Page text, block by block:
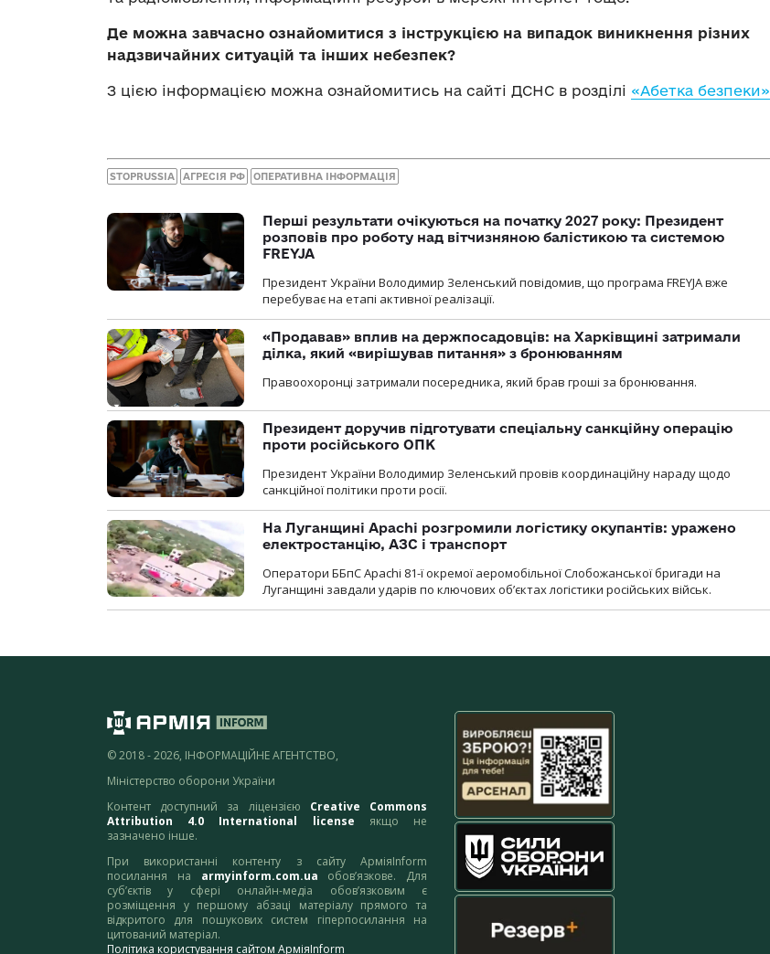
Де можна завчасно ознайомитися з інструкцією на випадок виникнення різних
надзвичайних ситуацій та інших небезпек?
З цією інформацією можна ознайомитись на сайті ДСНС в розділі «Абетка безпеки»
STOPRUSSIA АГРЕСІЯ РФ ОПЕРАТИВНА ІНФОРМАЦІЯ
Перші результати очікуються на початку 2027 року: Президент
розповів про роботу над вітчизняною балістикою та системою
FREYJA
Президент України Володимир Зеленський повідомив, що програма FREYJA вже
перебуває на етапі активної реалізації.
«Продавав» вплив на держпосадовців: на Харківщині затримали
ділка, який «вирішував питання» з бронюванням
Правоохоронці затримали посередника, який брав гроші за бронювання.
Президент доручив підготувати спеціальну санкційну операцію
проти російського ОПК
Президент України Володимир Зеленський провів координаційну нараду щодо
санкційної політики проти росії.
На Луганщині Apachi розгромили логістику окупантів: уражено
електростанцію, АЗС і транспорт
Оператори ББпС Apachi 81-ї окремої аеромобільної Слобожанської бригади на
Луганщині завдали ударів по ключових об’єктах логістики російських військ.
© 2018 - 2026, ІНФОРМАЦІЙНЕ АГЕНТСТВО,
Міністерство оборони України
Контент доступний за ліцензією Creative Commons
Attribution 4.0 International license якщо не
зазначено інше.
При використанні контенту з сайту АрміяInform
посилання на armyinform.com.ua обов’язкове. Для
суб’єктів у сфері онлайн-медіа обов’язковим є
розміщення у першому абзаці матеріалу прямого та
відкритого для пошукових систем гіперпосилання на
цитований матеріал.
Політика користування сайтом АрміяInform